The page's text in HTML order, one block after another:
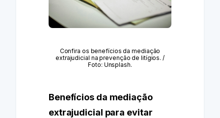
Confira os benefícios da mediação
extrajudicial na prevenção de litígios. /
Foto: Unsplash.
Benefícios da mediação
extrajudicial para evitar